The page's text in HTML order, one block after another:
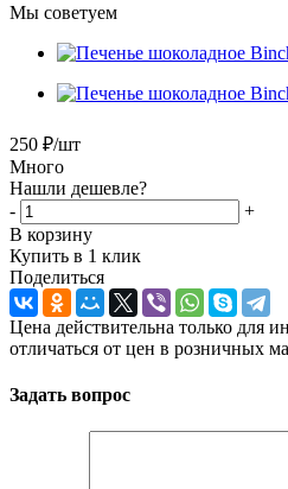
Мы советуем
250 ₽/шт
Много
Нашли дешевле?
-
+
В корзину
Купить в 1 клик
Поделиться
Цена действительна только для
отличаться от цен в розничных
Задать вопрос